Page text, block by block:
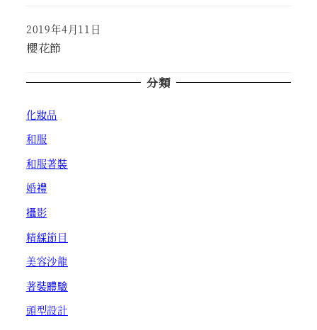
櫻花節
Published
2019年4月11日
分類
化妝品
和服
和服著裝
婚禮
攝影
精綵節目
美容沙龍
著裝體驗
頭型設計